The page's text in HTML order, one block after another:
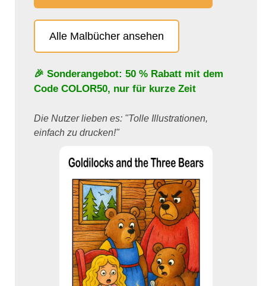
Alle Malbücher ansehen
🎉 Sonderangebot: 50 % Rabatt mit dem
Code COLOR50, nur für kurze Zeit
Die Nutzer lieben es: "Tolle Illustrationen,
einfach zu drucken!"